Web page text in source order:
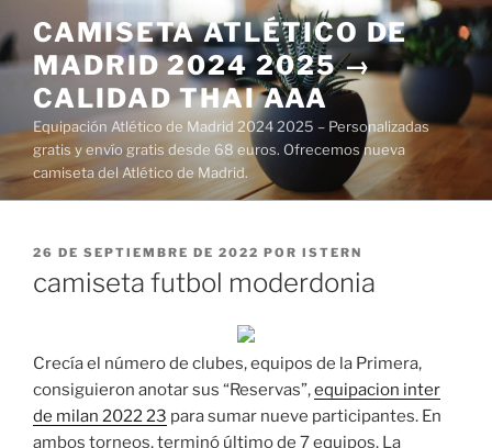
al
contenido
CAMISETA ATLÉTICO DE
MADRID 2024 2025 →
CALIDAD THAI AAA
Equipación Atlético de Madrid 2024 2025 – Personalizadas
gratis y envío gratis desde 68 euros. Ofrecemos nueva
camiseta del Atlético de Madrid.
PUBLICADO
26 DE SEPTIEMBRE DE 2022 POR ISTERN
camiseta futbol moderdonia
Crecía el número de clubes, equipos de la Primera,
consiguieron anotar sus “Reservas”,equipacion inter
de milan 2022 23 para sumar nueve participantes. En
ambos torneos, terminó último de 7 equipos. La